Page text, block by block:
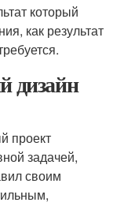
который
как результат
дизайн
проект
задачей,
своим